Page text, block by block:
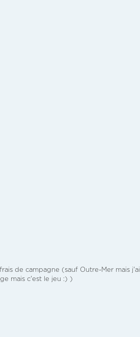
de campagne (sauf Outre-Mer mais j'ai
mais c'est le jeu :) )